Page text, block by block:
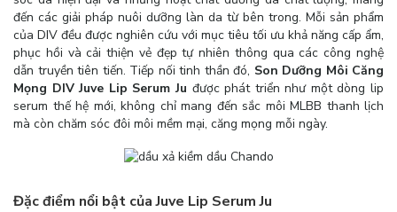
đến các giải pháp nuôi dưỡng làn da từ bên trong. Mỗi sản phẩm
của DIV đều được nghiên cứu với mục tiêu tối ưu khả năng cấp ẩm,
phục hồi và cải thiện vẻ đẹp tự nhiên thông qua các công nghệ
dẫn truyền tiên tiến. Tiếp nối tinh thần đó, Son Dưỡng Môi Căng
Mọng DIV Juve Lip Serum Ju được phát triển như một dòng lip
serum thế hệ mới, không chỉ mang đến sắc môi MLBB thanh lịch
mà còn chăm sóc đôi môi mềm mại, căng mọng mỗi ngày.
Đặc điểm nổi bật của Juve Lip Serum Ju